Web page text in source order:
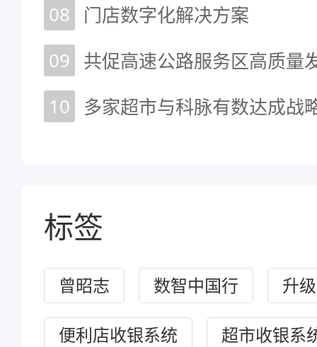
08
门店数字化解决方案
09
10
标签
曾昭志 数智中国行 升
便利店收银系统 超市收银系